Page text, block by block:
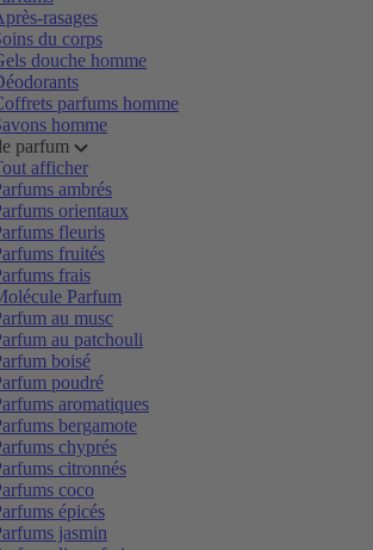
rasages
du corps
douche homme
parfums homme
homme
parfum
afficher
ambrés
orientaux
fleuris
fruités
frais
Parfum
au musc
au patchouli
boisé
poudré
aromatiques
bergamote
chyprés
citronnés
coco
épicés
jasmin